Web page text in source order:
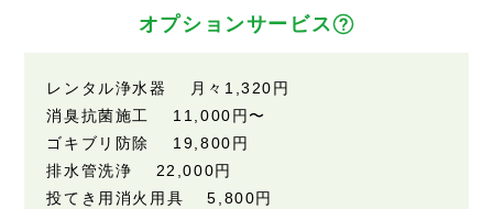
オプションサービス
レンタル浄水器 月々1,320円
消臭抗菌施工 11,000円〜
ゴキブリ防除 19,800円
排水管洗浄 22,000円
投てき用消火用具 5,800円